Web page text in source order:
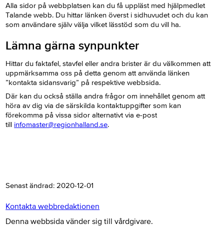
Alla sidor på webbplatsen kan du få uppläst med hjälpmedlet
Talande webb. Du hittar länken överst i sidhuvudet och du kan
som användare själv välja vilket lässtöd som du vill ha.
Lämna gärna synpunkter
Hittar du faktafel, stavfel eller andra brister är du välkommen att
uppmärksamma oss på detta genom att använda länken
”kontakta sidansvarig” på respektive webbsida.
Där kan du också ställa andra frågor om innehållet genom att
höra av dig via de särskilda kontaktuppgifter som kan
förekomma på vissa sidor alternativt via e-post
till infomaster@regionhalland.se.
Senast ändrad:2020-12-01
Kontakta webbredaktionen
Denna webbsida vänder sig till vårdgivare.